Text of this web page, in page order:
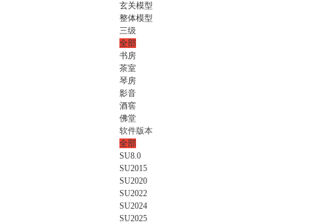
玄关模型
整体模型
三级
全部
书房
茶室
琴房
影音
酒窖
佛堂
软件版本
全部
SU8.0
SU2015
SU2020
SU2022
SU2024
SU2025